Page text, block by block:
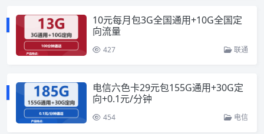
10元每月包3G全国通用+10G全国定
向流量
427 联通
电信六色卡29元包155G通用+30G定
向+0.1元/分钟
454 电信